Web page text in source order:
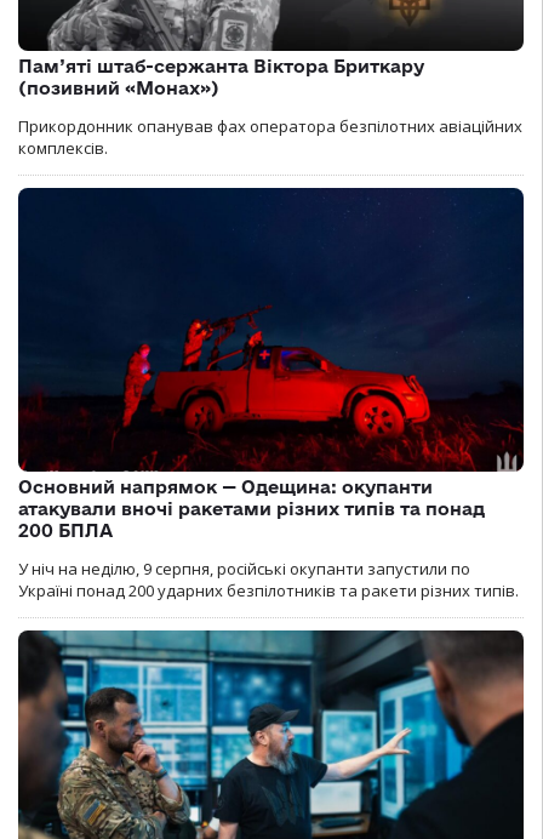
Пам’яті штаб-сержанта Віктора Бриткару
(позивний «Монах»)
Прикордонник опанував фах оператора безпілотних авіаційних
комплексів.
Основний напрямок — Одещина: окупанти
атакували вночі ракетами різних типів та понад
200 БПЛА
У ніч на неділю, 9 серпня, російські окупанти запустили по
Україні понад 200 ударних безпілотників та ракети різних типів.